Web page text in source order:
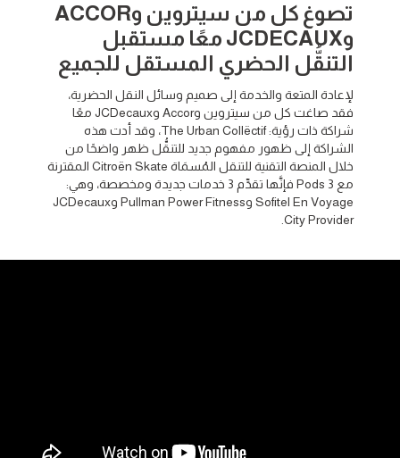
تصوغ كل من سيتروين وACCOR
وJCDECAUX معًا مستقبل
التنقُّل الحضري المستقل للجميع
لإعادة المتعة والخدمة إلى صميم وسائل النقل الحضرية،
فقد صاغت كل من سيتروين وAccor وJCDecaux معًا
شراكة ذات رؤية: The Urban Collëctif، وقد أدت هذه
الشراكة إلى ظهور مفهوم جديد للتنقُّل ظهر واضحًا من
خلال المنصة التقنية للتنقل المُسمَاة Citroën Skate المقترنة
مع 3 Pods فإنَّها تقدِّم 3 خدمات جديدة ومخصصة، وهي:
Sofitel En Voyage وPullman Power Fitness وJCDecaux
City Provider.